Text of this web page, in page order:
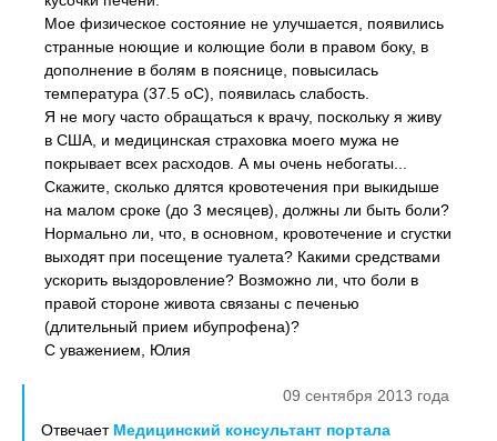
Мое физическое состояние не улучшается, появились
странные ноющие и колющие боли в правом боку, в
дополнение в болям в пояснице, повысилась
температура (37.5 оС), появилась слабость.
Я не могу часто обращаться к врачу, поскольку я живу
в США, и медицинская страховка моего мужа не
покрывает всех расходов. А мы очень небогаты...
Скажите, сколько длятся кровотечения при выкидыше
на малом сроке (до 3 месяцев), должны ли быть боли?
Нормально ли, что, в основном, кровотечение и сгустки
выходят при посещение туалета? Какими средствами
ускорить выздоровление? Возможно ли, что боли в
правой стороне живота связаны с печенью
(длительный прием ибупрофена)?
С уважением, Юлия
09 сентября 2013 года
Отвечает Медицинский консультант портала